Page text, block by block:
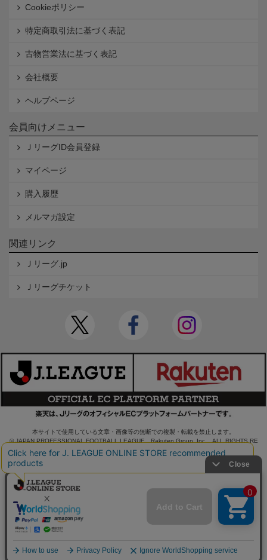
Cookieポリシー
特定商取引法に基づく表記
古物営業法に基づく表記
会社概要
ヘルプページ
会員向けメニュー
ＪリーグID会員登録
マイページ
購入履歴
メルマガ設定
関連リンク
Ｊリーグ.jp
Ｊリーグチケット
本サイトで使用している文章・画像等の無断での複製・転載を禁止します。
© JAPAN PROFESSIONAL FOOTBALL LEAGUE Rakuten Group, Inc. ALL RIGHTS RE
SERVED.